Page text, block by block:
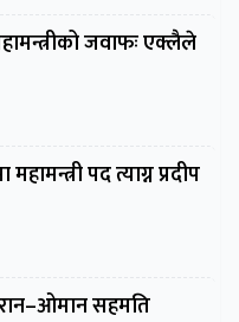
जवाफः एक्लैले
पद त्याग्न प्रदीप
सहमति